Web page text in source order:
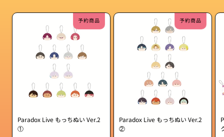
予約商品
Paradox Live もっちぬい Ver.2
①
予約商品
Paradox Live もっちぬい Ver.2
②